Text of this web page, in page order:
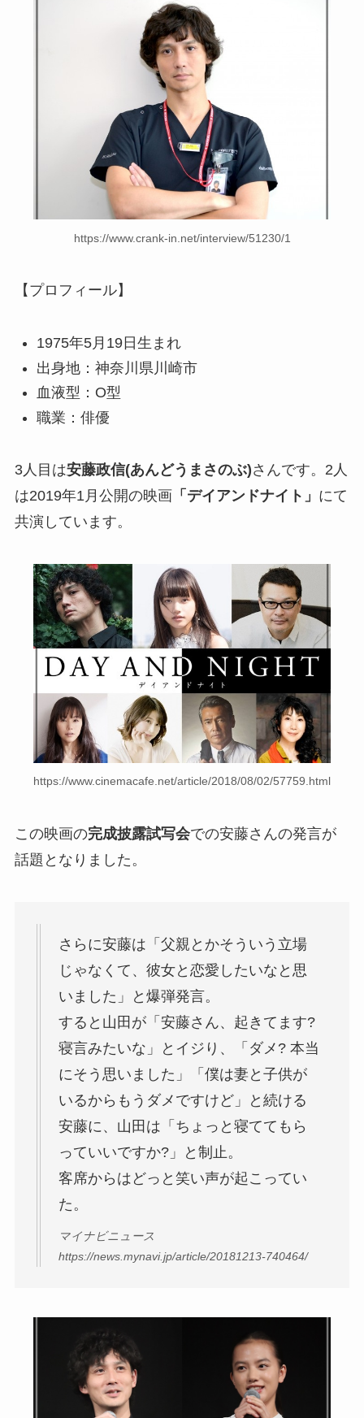
https://www.crank-in.net/interview/51230/1
【プロフィール】
1975年5月19日生まれ
出身地：神奈川県川崎市
血液型：O型
職業：俳優
3人目は安藤政信(あんどうまさのぶ)さんです。2人
は2019年1月公開の映画 「デイアンドナイト」 にて
共演しています。
https://www.cinemacafe.net/article/2018/08/02/57759.html
この映画の完成披露試写会での安藤さんの発言が
話題となりました。
さらに安藤は「父親とかそういう立場
じゃなくて、彼女と恋愛したいなと思
いました」と爆弾発言。
すると山田が「安藤さん、起きてます?
寝言みたいな」とイジり、
「ダメ? 本当
にそう思いました」
「僕は妻と子供が
いるからもうダメですけど」と続ける
安藤に、山田は「ちょっと寝ててもら
っていいですか?」と制止。
客席からはどっと笑い声が起こってい
た。
マイナビニュース
https://news.mynavi.jp/article/20181213-740464/